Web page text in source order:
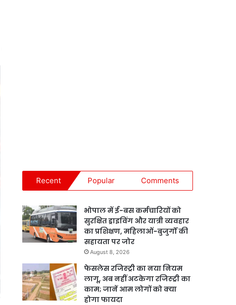
Recent Popular Comments
भोपाल में ई-बस कर्मचारियों को
सुरक्षित ड्राइविंग और यात्री व्यवहार
का प्रशिक्षण, महिलाओं-बुजुर्गों की
सहायता पर जोर
August 8, 2026
फेसलेस रजिस्ट्री का नया नियम
लागू, अब नहीं अटकेगा रजिस्ट्री का
काम; जानें आम लोगों को क्या
होगा फायदा